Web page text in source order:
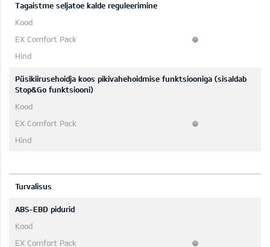
Tagaistme seljatoe kalde reguleerimine
Püsikiirusehoidja koos pikivahehoidmise funktsiooniga (sisaldab
Stop&Go funktsiooni)
Turvalisus
ABS-EBD pidurid